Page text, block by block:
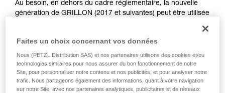
Au besoin, en dehors du cadre réglementaire, la nouvelle
génération de GRILLON (2017 et suivantes) peut être utilisée
situation pour déterminer la meilleure solution à utiliser.
Remarque : dans tous les cas, comme pour tous les
ancrages, il est recommandé de respecter le principe de
redondance pour ne pas confier la sécurité d’un utilisateur à
un seul équipement.
Faites un choix concernant vos données
Nous (PETZL Distribution SAS) et nos partenaires utilisons des cookies et/ou
technologies similaires pour nous assurer du bon fonctionnement de notre
Site, pour personnaliser notre contenu et nos publicités, et pour analyser notre
trafic. Nous partageons également des informations, quant à votre navigation
sur notre Site, avec nos partenaires analytiques, publicitaires et de réseaux